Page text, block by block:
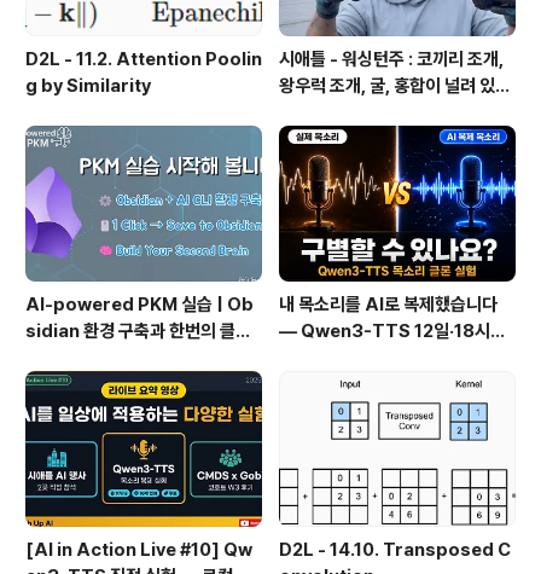
D2L - 11.2. Attention Poolin
g by Similarity
시애틀 - 워싱턴주 : 코끼리 조개,
왕우럭 조개, 굴, 홍합이 널려 있는
AI-powered PKM 실습 | Ob
sidian 환경 구축과 한번의 클릭
(Web Clipper)
내 목소리를 AI로 복제했습니다
— Qwen3-TTS 12일·18시간
[AI in Action Live #10] Qw
D2L - 14.10. Transposed C